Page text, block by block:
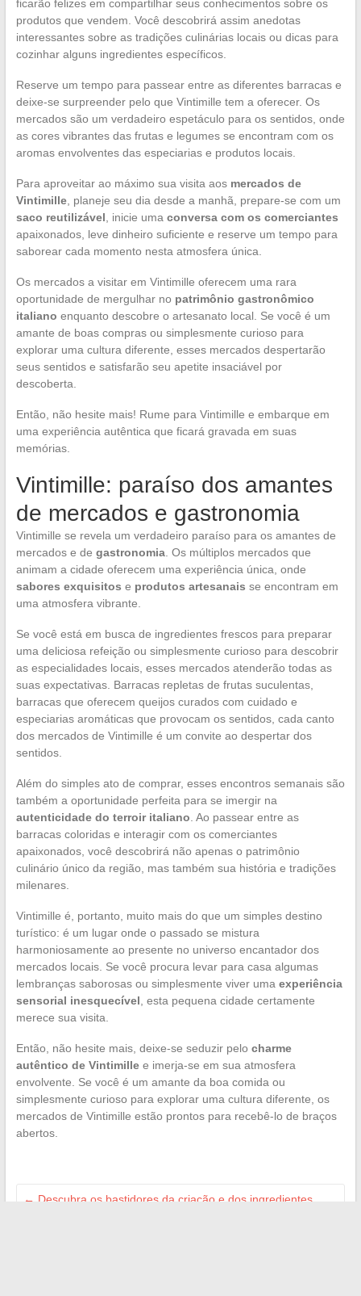
ficarão felizes em compartilhar seus conhecimentos sobre os
produtos que vendem. Você descobrirá assim anedotas
interessantes sobre as tradições culinárias locais ou dicas para
cozinhar alguns ingredientes específicos.
Reserve um tempo para passear entre as diferentes barracas e
deixe-se surpreender pelo que Vintimille tem a oferecer. Os
mercados são um verdadeiro espetáculo para os sentidos, onde
as cores vibrantes das frutas e legumes se encontram com os
aromas envolventes das especiarias e produtos locais.
Para aproveitar ao máximo sua visita aos mercados de
Vintimille, planeje seu dia desde a manhã, prepare-se com um
saco reutilizável , inicie uma conversa com os comerciantes
apaixonados, leve dinheiro suficiente e reserve um tempo para
saborear cada momento nesta atmosfera única.
Os mercados a visitar em Vintimille oferecem uma rara
oportunidade de mergulhar no patrimônio gastronômico
italiano enquanto descobre o artesanato local. Se você é um
amante de boas compras ou simplesmente curioso para
explorar uma cultura diferente, esses mercados despertarão
seus sentidos e satisfarão seu apetite insaciável por
descoberta.
Então, não hesite mais! Rume para Vintimille e embarque em
uma experiência autêntica que ficará gravada em suas
memórias.
Vintimille: paraíso dos amantes
de mercados e gastronomia
Vintimille se revela um verdadeiro paraíso para os amantes de
mercados e de gastronomia. Os múltiplos mercados que
animam a cidade oferecem uma experiência única, onde
sabores exquisitos e produtos artesanais se encontram em
uma atmosfera vibrante.
Se você está em busca de ingredientes frescos para preparar
uma deliciosa refeição ou simplesmente curioso para descobrir
as especialidades locais, esses mercados atenderão todas as
suas expectativas. Barracas repletas de frutas suculentas,
barracas que oferecem queijos curados com cuidado e
especiarias aromáticas que provocam os sentidos, cada canto
dos mercados de Vintimille é um convite ao despertar dos
sentidos.
Além do simples ato de comprar, esses encontros semanais são
também a oportunidade perfeita para se imergir na
autenticidade do terroir italiano . Ao passear entre as
barracas coloridas e interagir com os comerciantes
apaixonados, você descobrirá não apenas o patrimônio
culinário único da região, mas também sua história e tradições
milenares.
Vintimille é, portanto, muito mais do que um simples destino
turístico: é um lugar onde o passado se mistura
harmoniosamente ao presente no universo encantador dos
mercados locais. Se você procura levar para casa algumas
lembranças saborosas ou simplesmente viver uma experiência
sensorial inesquecível , esta pequena cidade certamente
merece sua visita.
Então, não hesite mais, deixe-se seduzir pelo charme
autêntico de Vintimillee imerja-se em sua atmosfera
envolvente. Se você é um amante da boa comida ou
simplesmente curioso para explorar uma cultura diferente, os
mercados de Vintimille estão prontos para recebê-lo de braços
abertos.
← Descubra os bastidores da criação e dos ingredientes